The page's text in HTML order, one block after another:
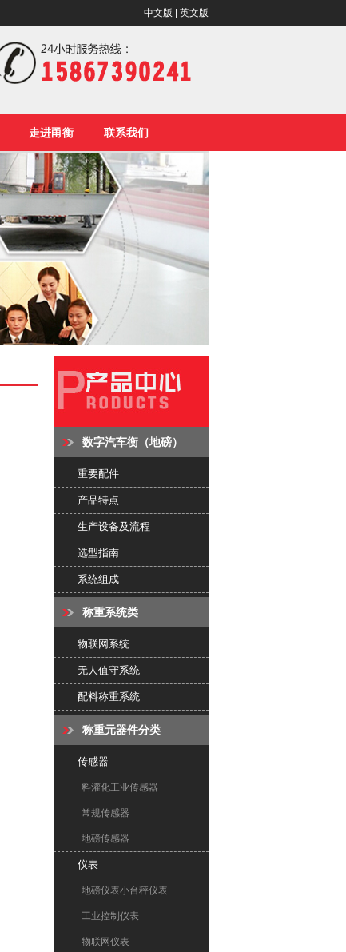
中文版 英文版
走进甬衡 联系我们
数字汽车衡（地磅）
重要配件
产品特点
生产设备及流程
选型指南
系统组成
称重系统类
物联网系统
无人值守系统
配料称重系统
称重元器件分类
传感器
料灌化工业传感器
常规传感器
地磅传感器
仪表
地磅仪表小台秤仪表
工业控制仪表
物联网仪表